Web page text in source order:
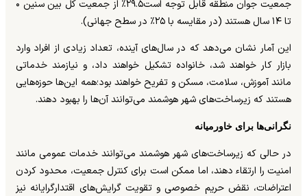
جمعیت جوان منطقه قابل توجه است۲۹.۵٪ از جمعیت کل بین سنین ۰
تا ۱۴ سال هستند (در مقایسه با ۲۵٪ در سطح جهانی).
این آمار نشان می‌دهد که در سال‌های آینده، تعداد زیادی از افراد وارد
بازار کار خواهند شد، خانواده تشکیل خواهند داد، و نیازمند خدماتی
مانند آموزش، سلامت، مسکن و تفریح خواهند بود؛همه این‌ها حوزه‌هایی
هستند که زیرساخت‌های شهر هوشمند می‌توانند آن‌ها را بهبود دهند.
نگرانی‌ها برای خاورمیانه
در حالی که زیرساخت‌های شهر هوشمند می‌توانند خدمات عمومی مانند
امنیت را ارتقاء دهند، اما ممکن است برای کنترل جمعیت، محدود کردن
اعتراضات، نقض حریم خصوصی و تقویت گرایش‌های اقتدارگرایانه نیز